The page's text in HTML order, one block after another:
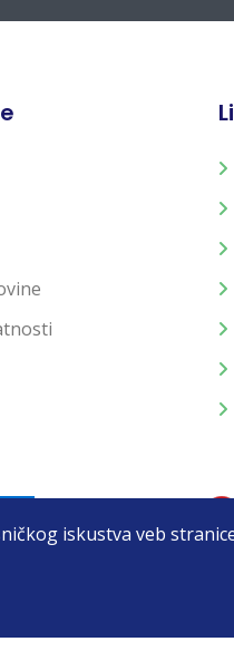
iskustva veb